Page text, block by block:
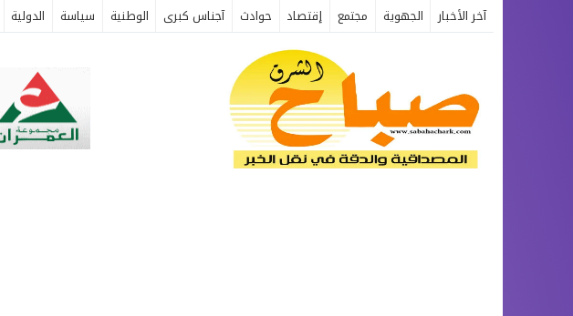
آخر الأخبار الجهوية مجتمع إقتصاد حوادث آجناس كبرى الوطنية سياسة الدولية